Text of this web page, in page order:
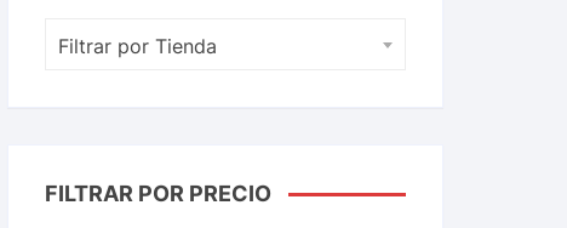
Filtrar por Tienda
FILTRAR POR PRECIO